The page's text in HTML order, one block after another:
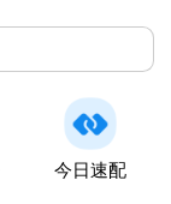
今日速配